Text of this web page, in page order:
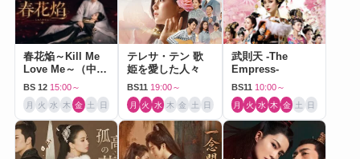
春花焔～Kill Me
Love Me～（中国
ドラマ）
BS 12 15:00～
月 火 水 木 金 土 日
テレサ・テン 歌
姫を愛した人々
BS11 19:00～
月 火 水 木 金 土 日
武則天 -The
Empress-
BS11 10:00～
月 火 水 木 金 土 日